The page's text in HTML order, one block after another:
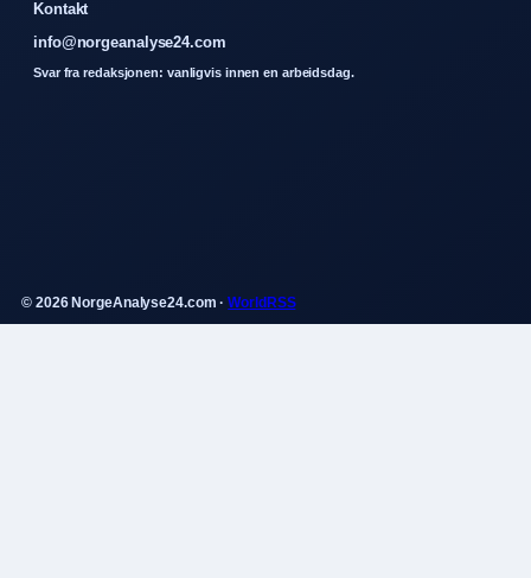
Kontakt
info@norgeanalyse24.com
Svar fra redaksjonen: vanligvis innen en arbeidsdag.
© 2026 NorgeAnalyse24.com ·WorldRSS